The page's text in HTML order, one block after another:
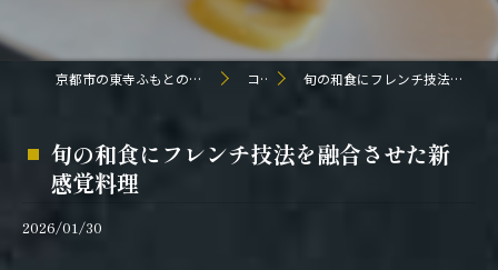
京都市の東寺ふもとの和食なら日本料理 結縁 コラム 旬の和食にフレンチ技法を融合させた新感覚料理
旬の和食にフレンチ技法を融合させた新
感覚料理
2026/01/30